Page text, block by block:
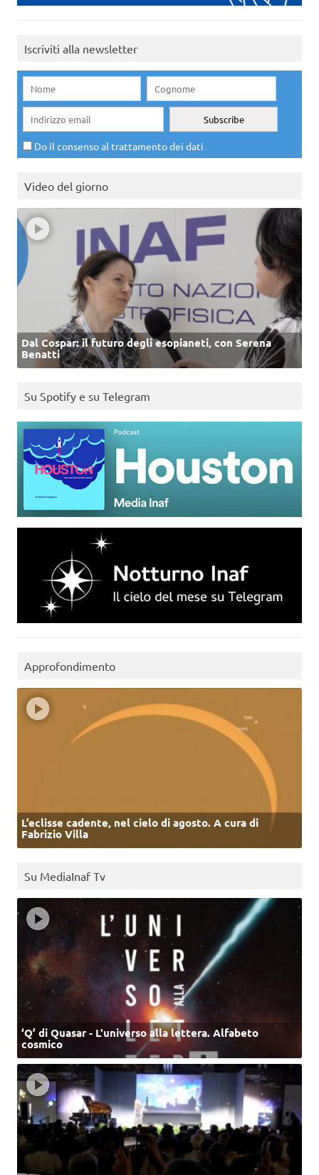
Iscriviti alla newsletter
Do il consenso al trattamento dei dati
Video del giorno
Dal Cospar: il futuro degli esopianeti, con Serena
Benatti
Su Spotify e su Telegram
Approfondimento
L’eclisse cadente, nel cielo di agosto. A cura di
Fabrizio Villa
Su MediaInaf Tv
‘Q’ di Quasar - L'universo alla lettera. Alfabeto
cosmico